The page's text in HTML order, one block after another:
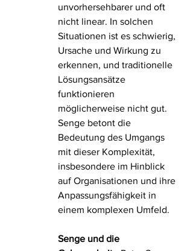
unvorhersehbarer und oft
nicht linear. In solchen
Situationen ist es schwierig,
Ursache und Wirkung zu
erkennen, und traditionelle
Lösungsansätze
funktionieren
möglicherweise nicht gut.
Senge betont die
Bedeutung des Umgangs
mit dieser Komplexität,
insbesondere im Hinblick
auf Organisationen und ihre
Anpassungsfähigkeit in
einem komplexen Umfeld.
Senge und die